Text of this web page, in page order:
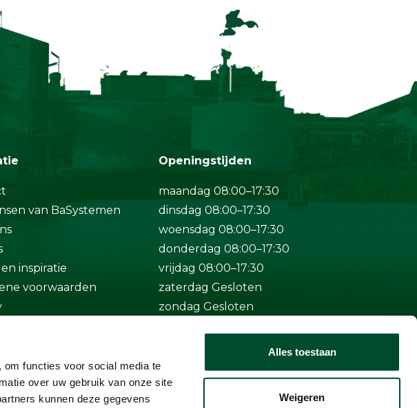
functies voor social media te
over uw gebruik van onze site
kunnen deze gegevens
Alles toestaan
Weigeren
van BaSystemen
en inspiratie
voorwaarden
Openingstijden
maandag 08:00–17:30
dinsdag 08:00–17:30
woensdag 08:00–17:30
donderdag 08:00–17:30
vrijdag 08:00–17:30
zaterdag Gesloten
zondag Gesloten
Bij spoed ook buiten
openingstijden bereikbaar op
+31 (0)50-5712124